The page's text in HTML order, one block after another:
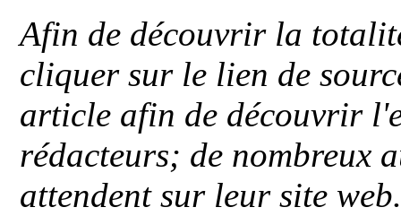
Afin de découvrir la
cliquer sur le lien de
article afin de découvrir
rédacteurs; de nombreux
attendent sur leur site